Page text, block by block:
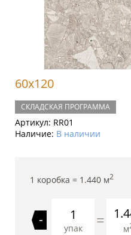
60x120
СКЛАДСКАЯ ПРОГРАММА
Артикул: RR01
Наличие: В наличии
1 коробка = 1.440 м2
-
упак = м